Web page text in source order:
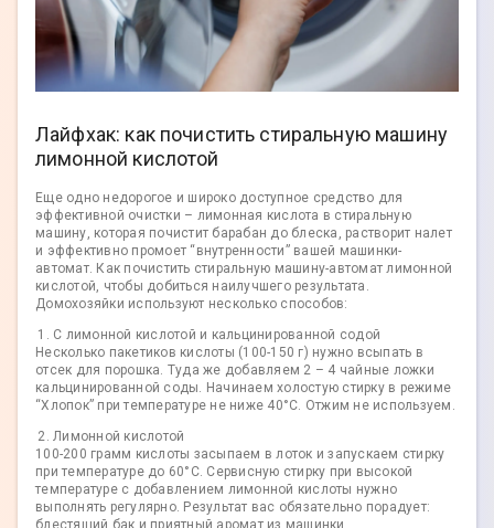
Лайфхак: как почистить стиральную машину
лимонной кислотой
Еще одно недорогое и широко доступное средство для
эффективной очистки – лимонная кислота в стиральную
машину, которая почистит барабан до блеска, растворит налет
и эффективно промоет “внутренности” вашей машинки-
автомат. Как почистить стиральную машину-автомат лимонной
кислотой, чтобы добиться наилучшего результата.
Домохозяйки используют несколько способов:
С лимонной кислотой и кальцинированной содой
Несколько пакетиков кислоты (100-150 г) нужно всыпать в
отсек для порошка. Туда же добавляем 2 – 4 чайные ложки
кальцинированной соды. Начинаем холостую стирку в режиме
“Хлопок” при температуре не ниже 40°С. Отжим не используем.
Лимонной кислотой
100-200 грамм кислоты засыпаем в лоток и запускаем стирку
при температуре до 60°С. Сервисную стирку при высокой
температуре с добавлением лимонной кислоты нужно
выполнять регулярно. Результат вас обязательно порадует:
блестящий бак и приятный аромат из машинки.